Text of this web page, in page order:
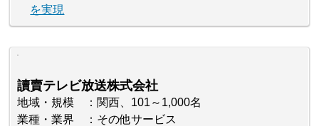
を実現
讀賣テレビ放送株式会社
地域・規模
関西、101～1,000名
業種・業界
その他サービス